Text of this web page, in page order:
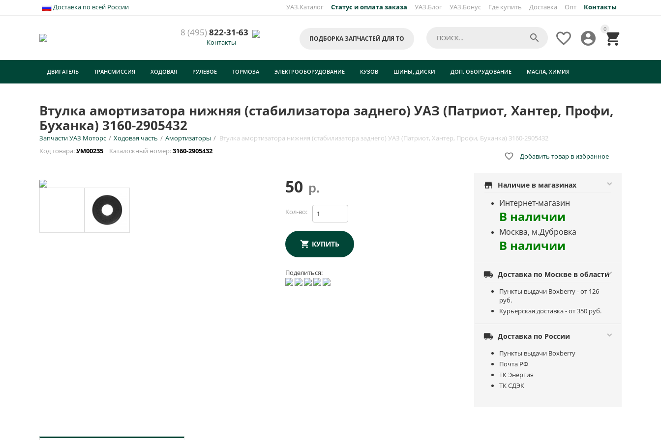
Доставка по всей России УАЗ.Каталог Статус и оплата заказа УАЗ.Блог УАЗ.Бонус Где купить Доставка Опт Контакты
8 (495)822-31-63
Контакты
0



ПОДБОРКА ЗАПЧАСТЕЙ ДЛЯ ТО 
ДВИГАТЕЛЬ ТРАНСМИССИЯ ХОДОВАЯ РУЛЕВОЕ ТОРМОЗА ЭЛЕКТРООБОРУДОВАНИЕ КУЗОВ ШИНЫ, ДИСКИ ДОП. ОБОРУДОВАНИЕ МАСЛА, ХИМИЯ
Втулка амортизатора нижняя (стабилизатора заднего) УАЗ (Патриот, Хантер, Профи,
Буханка) 3160-2905432
Запчасти УАЗ Моторс / Ходовая часть / Амортизаторы / Втулка амортизатора нижняя (стабилизатора заднего) УАЗ (Патриот, Хантер, Профи, Буханка) 3160-2905432
Код товара:УМ00235 Каталожный номер:3160-2905432
 Добавить товар в избранное
50 р.
Кол-во:
КУПИТЬ
Поделиться:
store Наличие в магазинах
Интернет-магазин
В наличии
Москва, м.Дубровка
В наличии
 Доставка по Москве в области
Пункты выдачи Boxberry - от 126
руб.
Курьерская доставка - от 350 руб.
 Доставка по России
Пункты выдачи Boxberry
Почта РФ
ТК Энергия
ТК СДЭК